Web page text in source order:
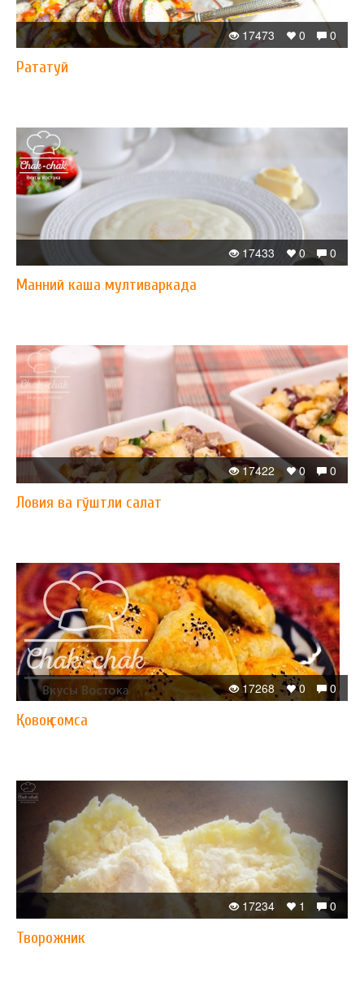
0
0
17473
Рататуй
0
0
17433
Манний каша мултиваркада
0
0
17422
Ловия ва гўштли салат
0
0
17268
Қовоқ сомса
0
1
17234
Творожник